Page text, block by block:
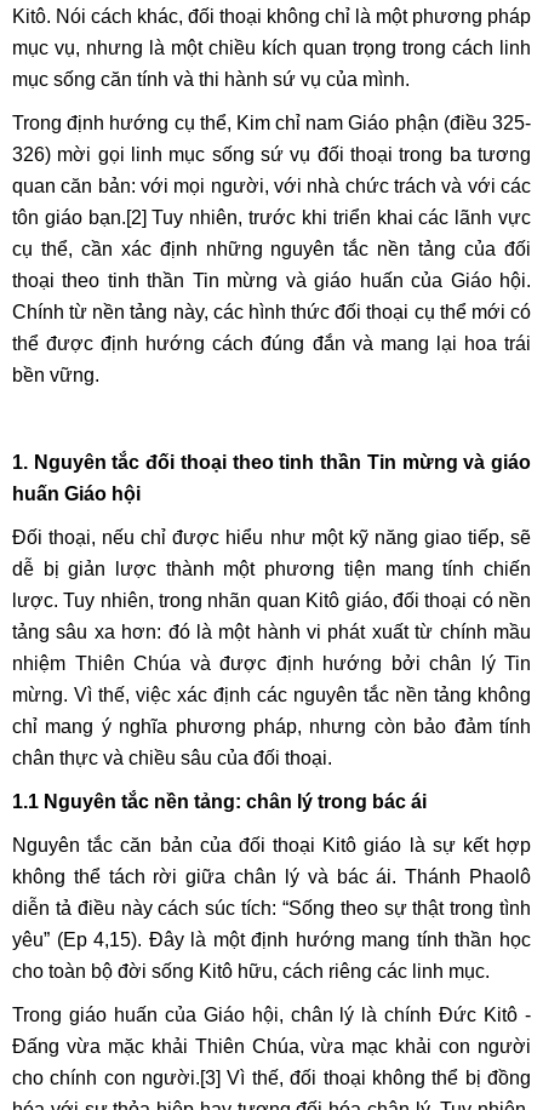
Kitô. Nói cách khác, đối thoại không chỉ là một phương pháp
mục vụ, nhưng là một chiều kích quan trọng trong cách linh
mục sống căn tính và thi hành sứ vụ của mình.
Trong định hướng cụ thể, Kim chỉ nam Giáo phận (điều 325-
326) mời gọi linh mục sống sứ vụ đối thoại trong ba tương
quan căn bản: với mọi người, với nhà chức trách và với các
tôn giáo bạn.[2] Tuy nhiên, trước khi triển khai các lãnh vực
cụ thể, cần xác định những nguyên tắc nền tảng của đối
thoại theo tinh thần Tin mừng và giáo huấn của Giáo hội.
Chính từ nền tảng này, các hình thức đối thoại cụ thể mới có
thể được định hướng cách đúng đắn và mang lại hoa trái
bền vững.
1. Nguyên tắc đối thoại theo tinh thần Tin mừng và giáo
huấn Giáo hội
Đối thoại, nếu chỉ được hiểu như một kỹ năng giao tiếp, sẽ
dễ bị giản lược thành một phương tiện mang tính chiến
lược. Tuy nhiên, trong nhãn quan Kitô giáo, đối thoại có nền
tảng sâu xa hơn: đó là một hành vi phát xuất từ chính mầu
nhiệm Thiên Chúa và được định hướng bởi chân lý Tin
mừng. Vì thế, việc xác định các nguyên tắc nền tảng không
chỉ mang ý nghĩa phương pháp, nhưng còn bảo đảm tính
chân thực và chiều sâu của đối thoại.
1.1 Nguyên tắc nền tảng: chân lý trong bác ái
Nguyên tắc căn bản của đối thoại Kitô giáo là sự kết hợp
không thể tách rời giữa chân lý và bác ái. Thánh Phaolô
diễn tả điều này cách súc tích: “Sống theo sự thật trong tình
yêu” (Ep 4,15). Đây là một định hướng mang tính thần học
cho toàn bộ đời sống Kitô hữu, cách riêng các linh mục.
Trong giáo huấn của Giáo hội, chân lý là chính Đức Kitô -
Đấng vừa mặc khải Thiên Chúa, vừa mạc khải con người
cho chính con người.[3] Vì thế, đối thoại không thể bị đồng